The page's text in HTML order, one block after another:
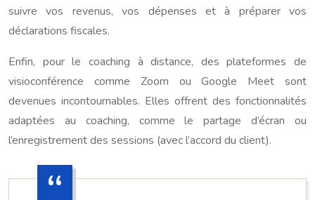
suivre vos revenus, vos dépenses et à préparer vos
déclarations fiscales.
Enfin, pour le coaching à distance, des plateformes de
visioconférence comme Zoom ou Google Meet sont
devenues incontournables. Elles offrent des fonctionnalités
adaptées au coaching, comme le partage d’écran ou
l’enregistrement des sessions (avec l’accord du client).